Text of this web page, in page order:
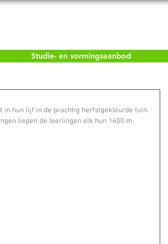
Studie- en vormingsaanbod
in hun lijf in de prachtig herfstgekleurde tuin.
liepen de leerlingen elk hun 1600 m.